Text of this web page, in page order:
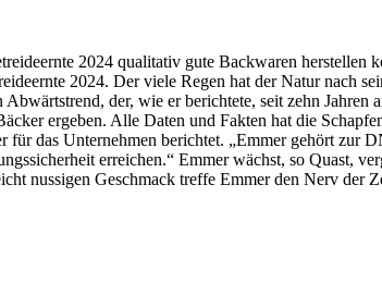
2024 qualitativ gute Backwaren herstellen
2024. Der viele Regen hat der Natur nach
der, wie er berichtete, seit zehn
ergeben. Alle Daten und Fakten hat die
das Unternehmen berichtet. „Emmer gehört zur
erreichen.“ Emmer wächst, so Quast,
nussigen Geschmack treffe Emmer den Nerv der